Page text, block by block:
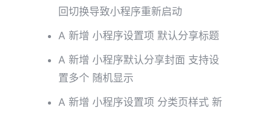
回切换导致小程序重新启动
A 新增 小程序设置项 默认分享标题
A 新增 小程序默认分享封面 支持设
置多个 随机显示
A 新增 小程序设置项 分类页样式 新